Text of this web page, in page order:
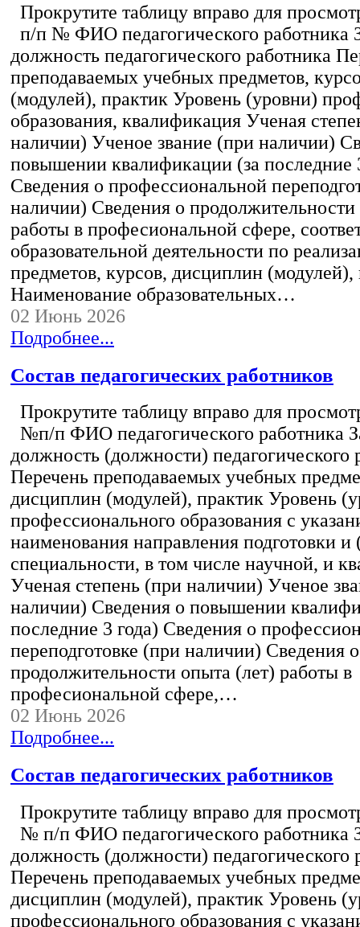
Прокрутите таблицу вправо для
п/п № ФИО педагогического работника
должность педагогического работника
преподаваемых учебных предметов,
(модулей), практик Уровень (уровни)
образования, квалификация Ученая
наличии) Ученое звание (при наличии)
повышении квалификации (за последние
Сведения о профессиональной
наличии) Сведения о
работы в професиональной сфере,
образовательной деятельности по
предметов, курсов, дисциплин (модулей),
Наименование образовательных…
02 Июнь 2026
Подробнее...
Состав педагогических работников
Прокрутите таблицу вправо для
№п/п ФИО педагогического работника
должность (должности) педагогического
Перечень преподаваемых учебных
дисциплин (модулей), практик Уровень
профессионального образования с
наименования направления подготовки и
специальности, в том числе научной, и
Ученая степень (при наличии) Ученое
наличии) Сведения о повышении
последние 3 года) Сведения о
переподготовке (при наличии) Сведения о
продолжительности опыта (лет) работы в
професиональной сфере,…
02 Июнь 2026
Подробнее...
Состав педагогических работников
Прокрутите таблицу вправо для
№ п/п ФИО педагогического работника
должность (должности) педагогического
Перечень преподаваемых учебных
дисциплин (модулей), практик Уровень
профессионального образования с